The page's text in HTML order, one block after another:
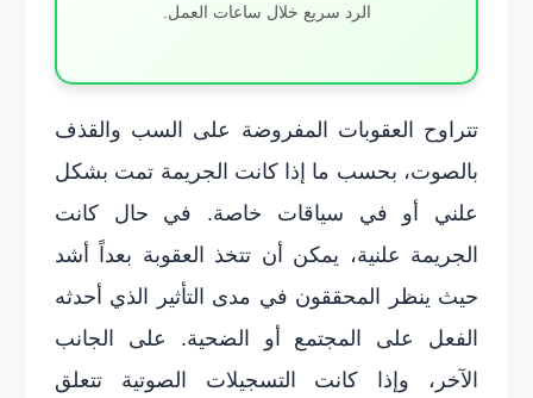
الرد سريع خلال ساعات العمل.
تتراوح العقوبات المفروضة على السب والقذف
بالصوت، بحسب ما إذا كانت الجريمة تمت بشكل
علني أو في سياقات خاصة. في حال كانت
الجريمة علنية، يمكن أن تتخذ العقوبة بعداً أشد
حيث ينظر المحققون في مدى التأثير الذي أحدثه
الفعل على المجتمع أو الضحية. على الجانب
الآخر، وإذا كانت التسجيلات الصوتية تتعلق